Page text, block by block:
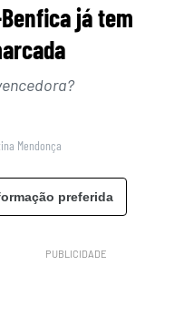
já tem
Mendonça
preferida